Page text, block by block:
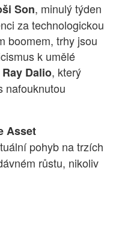
Son, minulý týden
za technologickou
boomem, trhy jsou
k umělé
Ray Dalio, který
nafouknutou
Asset
pohyb na trzích
růstu, nikoliv